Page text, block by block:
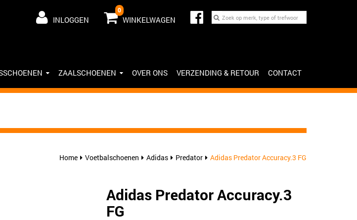
INLOGGEN
0
WINKELWAGEN
ZAALSCHOENEN OVER ONS VERZENDING & RETOUR CONTACT
Home Voetbalschoenen Adidas Predator Adidas Predator Accuracy.3 FG
Adidas Predator Accuracy.3
FG